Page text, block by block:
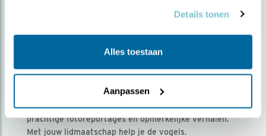
Details tonen
Alles toestaan
Aanpassen
Ontvang 5 x Vogels voor € 36,00 per jaar
Vogels is het tijdschrift voor onze leden, met
prachtige fotoreportages en opmerkelijke verhalen.
Met jouw lidmaatschap help je de vogels.